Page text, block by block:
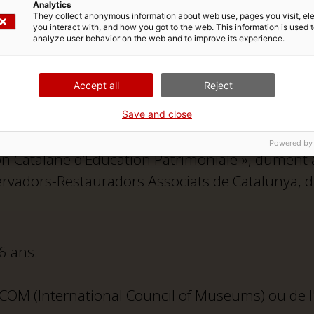
nombreuse ou monoparentale.
personnes. Si une personne a droit à
de 10 personnes ou plus avec réservation
à bénéficier de cette réduction.
accrédité(e)s.
« RCat (Recercat) », dûment identifiées.
de Crítics d'Art, dûment accrédité(e)s.
Catalane d’Éducation Patrimoniale », dûment
Restauradors Associats de Catalunya,
ans.
(lnternational Council of Museums) ou de
Analytics
They collect anonymous information about web use, pages you visit,
you interact with, and how you got to the web. This information is used
analyze user behavior on the web and to improve its experience.
Accept all Reject
Save and close
Powered by